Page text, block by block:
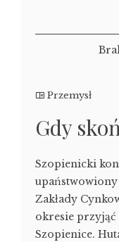
Przemysł
Gdy
Szopienicki
upaństwowiony
Zakłady
okresie przyjąć
Szopienice.